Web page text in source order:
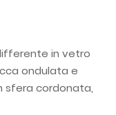
in vetro
ondulata e
cordonata,